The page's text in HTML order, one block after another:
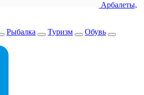
Арбалеты,
Рыбалка Туризм
Обувь